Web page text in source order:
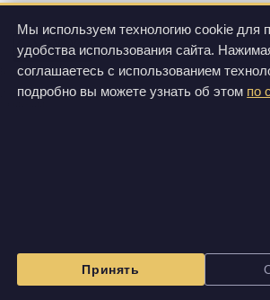
Мы используем технологию cookie для
удобства использования сайта.
соглашаетесь с использованием
подробно вы можете узнать об этом по
Принять
Все фотографии и видеозаписи, размещенные на этом
Изображения на данном сайте могут отличаться от вида